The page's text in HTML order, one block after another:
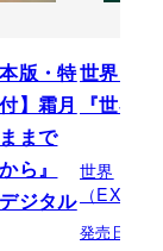
版・特
】霜月
まで
ら』
ジタル
世界スペ
『世界
世界
（
発売日: